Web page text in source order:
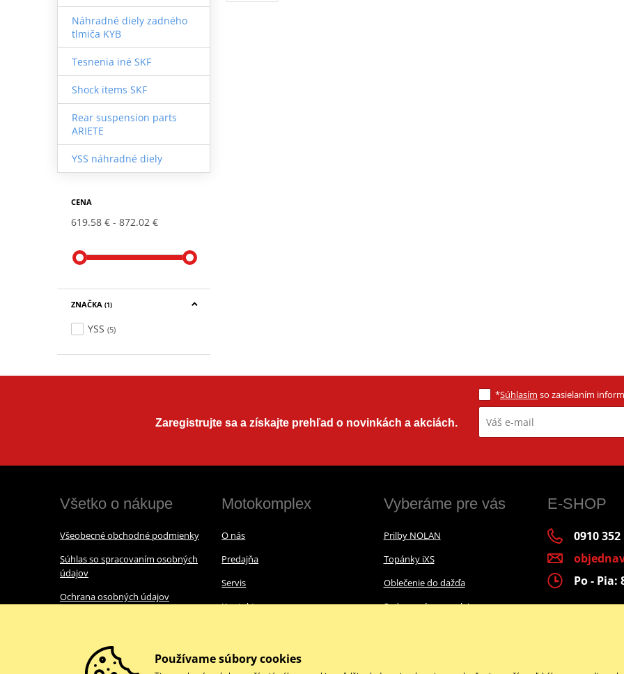
Náhradné diely zadného
tlmiča KYB
Tesnenia iné SKF
Shock items SKF
Rear suspension parts
ARIETE
YSS náhradné diely
CENA
619.58 € 872.02 €
ZNAČKA (1)
YSS (5)
Zaregistrujte sa a získajte prehľad o novinkách a akciách.
*Súhlasím so zasielaním
Všetko o nákupe
Všeobecné obchodné podmienky
Súhlas so spracovaním osobných
údajov
Ochrana osobných údajov
Motokomplex
O nás
Predajňa
Servis
Kontakt
Vyberáme pre vás
Prilby NOLAN
Topánky iXS
Oblečenie do dažďa
Sady na výmenu oleja
E-SHOP
0910 352
Po - Pia:
Používame súbory cookies